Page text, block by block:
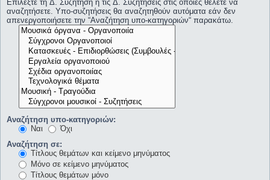
Επιλέξτε τη Δ. Συζήτηση ή τις Δ. Συζητήσεις στις οποίες θέλετε να
αναζητήσετε. Υπο-συζητήσεις θα αναζητηθούν αυτόματα εάν δεν
απενεργοποιήσετε την “Αναζήτηση υπο-κατηγοριών“ παρακάτω.
Αναζήτηση υπο-κατηγοριών:
Ναι
Όχι
Αναζήτηση σε:
Τίτλους θεμάτων και κείμενο μηνύματος
Μόνο σε κείμενο μηνύματος
Τίτλους θεμάτων μόνο